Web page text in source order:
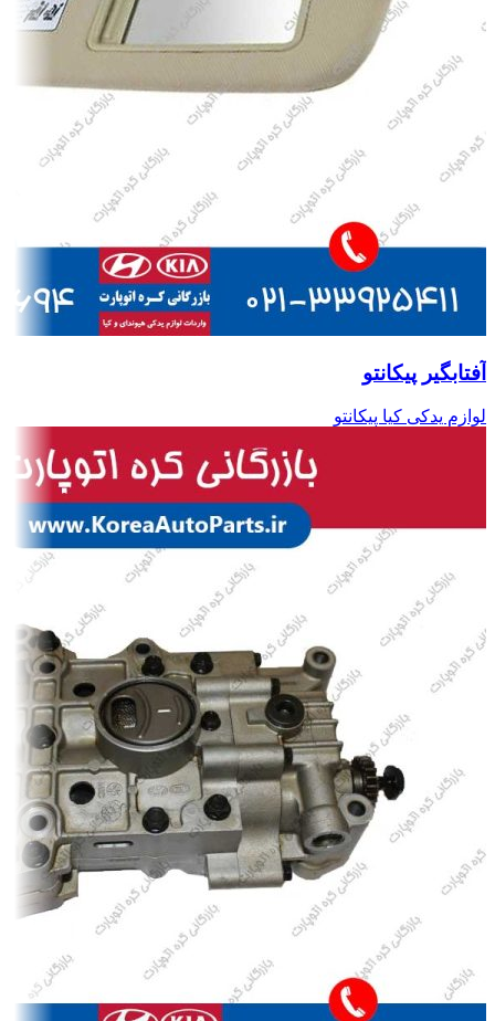
آفتابگیر پیکانتو
لوازم یدکی کیا پیکانتو